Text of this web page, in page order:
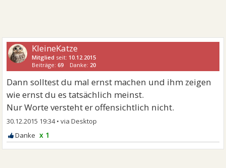
KleineKatze
Mitglied seit: 10.12.2015
Beiträge:69 Danke: 20
Dann solltest du mal ernst machen und ihm zeigen
wie ernst du es tatsächlich meinst.
Nur Worte versteht er offensichtlich nicht.
30.12.2015 19:34•
x 1